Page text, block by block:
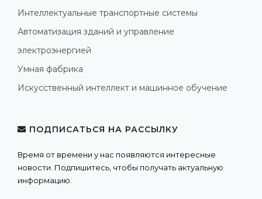
Интеллектуальные транспортные системы
Автоматизация зданий и управление
электроэнергией
Умная фабрика
Искусственный интеллект и машинное обучение
ПОДПИСАТЬСЯ НА РАССЫЛКУ
Время от времени у нас появляются интересные
новости. Подпишитесь, чтобы получать актуальную
информацию.